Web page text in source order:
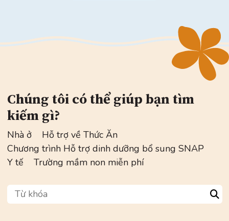
Chúng tôi có thể giúp bạn tìm
kiếm gì?
Nhà ở
Hỗ trợ về Thức Ăn
Chương trình Hỗ trợ dinh dưỡng bổ sung SNAP
Y tế
Trường mầm non miễn phí
Từ khóa